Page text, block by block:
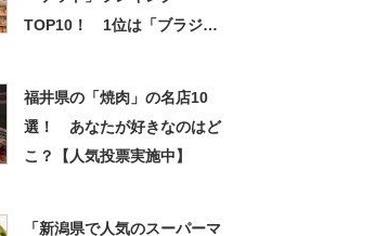
TOP10！ 1位は「ブラジル
福井県の「焼肉」の名店10
選！ あなたが好きなのはど
こ？【人気投票実施中】
「新潟県で人気のスーパーマ